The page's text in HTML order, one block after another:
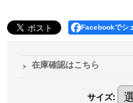
Facebookでシ
在庫確認はこちら
サイズ: